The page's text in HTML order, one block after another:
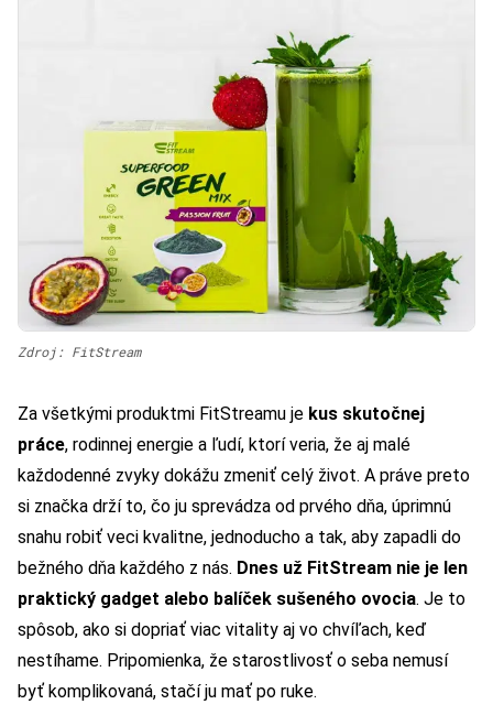
Zdroj: FitStream
Za všetkými produktmi FitStreamu je kus skutočnej
práce, rodinnej energie a ľudí, ktorí veria, že aj malé
každodenné zvyky dokážu zmeniť celý život. A práve preto
si značka drží to, čo ju sprevádza od prvého dňa, úprimnú
snahu robiť veci kvalitne, jednoducho a tak, aby zapadli do
bežného dňa každého z nás. Dnes už FitStream nie je len
praktický gadget alebo balíček sušeného ovocia. Je to
spôsob, ako si dopriať viac vitality aj vo chvíľach, keď
nestíhame. Pripomienka, že starostlivosť o seba nemusí
byť komplikovaná, stačí ju mať po ruke.